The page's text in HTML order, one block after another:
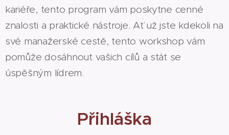
kariéře, tento program vám poskytne cenné
znalosti a praktické nástroje. Ať už jste kdekoli na
své manažerské cestě, tento workshop vám
pomůže dosáhnout vašich cílů a stát se
úspěšným lídrem.
Přihláška